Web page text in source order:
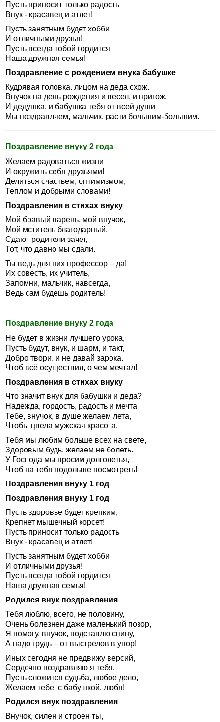
Пусть приносит только радость
Внук - красавец и атлет!
Пусть занятным будет хобби
И отличными друзья!
Пусть всегда тобой гордится
Наша дружная семья!
Поздравление с рождением внука бабушке
Кудрявая головка, лицом на деда схож,
Внучок на день рождения и весел, и пригож,
И дедушка, и бабушка тебя от всей души
Мы поздравляем, мальчик, расти большим-большим.
Поздравление внуку 2 года
Желаем радоваться жизни
И окружить себя друзьями!
Делиться счастьем, оптимизмом,
Теплом и добрыми словами!
Поздравления в стихах внуку
Мой бравый парень, мой внучок,
Мой мститель благодарный,
Сдают родители зачет,
Тот, что давно мы сдали.
Ты ведь для них профессор – да!
Их совесть, их учитель,
Запомни, мальчик, навсегда,
Ведь сам будешь родитель!
Поздравление внуку 2 года
Не будет в жизни лучшего урока,
Пусть будут, внук, и шарм, и такт,
Добро твори, и не давай зарока,
Чтоб всё осуществил, о чем мечтал!
Поздравления в стихах внуку
Что значит внук для бабушки и деда?
Надежда, гордость, радость и мечта!
Тебе, внучок, в душе желаем лета,
Чтобы цвела мужская красота,
Тебя мы любим больше всех на свете,
Здоровым будь, желаем не болеть.
У Господа мы просим долголетья,
Чтоб на тебя подольше посмотреть!
Поздравления внуку 1 год
Поздравления внуку 1 год
Пусть здоровье будет крепким,
Крепнет мышечный корсет!
Пусть приносит только радость
Внук - красавец и атлет!
Пусть занятным будет хобби
И отличными друзья!
Пусть всегда тобой гордится
Наша дружная семья!
Родился внук поздравления
Тебя люблю, всего, не половину,
Очень болезнен даже маленький позор,
Я помогу, внучок, подставлю спину,
А надо грудь – от выстрелов в упор!
Иных сегодня не предвижу версий,
Сердечно поздравляю я тебя,
Пусть сложится судьба, любое дело,
Желаем тебе, с бабушкой, любя!
Родился внук поздравления
Внучок, силен и строен ты,